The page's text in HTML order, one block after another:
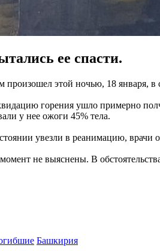
ее спасти.
произошел этой ночью, 18 января,
горения ушло примерно
у нее ожоги 45% тела.
увезли в реанимацию, врачи
не выяснены. В
Башкирия